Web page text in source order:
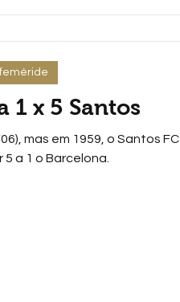
1 x 5 Santos
mas em 1959, o Santos FC
a 1 o Barcelona.